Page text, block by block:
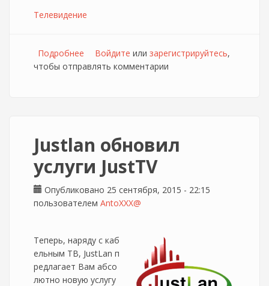
Телевидение
Подробнее о Ростелеком обновляет тарифы на услугу
"Онлайн тв"
Войдите или зарегистрируйтесь,
чтобы отправлять комментарии
Justlan обновил
услуги JustTV
Опубликовано 25 сентября, 2015 - 22:15
пользователем AntoXXX@
Теперь, наряду с каб
ельным ТВ, JustLan п
редлагает Вам абсо
лютно новую услугу